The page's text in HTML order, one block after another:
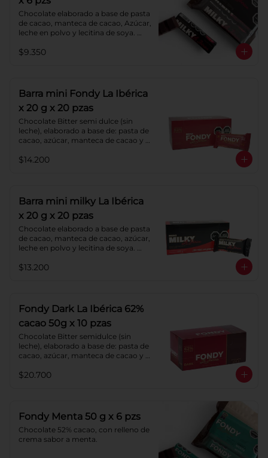
Chocolate elaborado a base de pasta
de cacao, manteca de cacao, Azúcar,
leche en polvo y lecitina de soya.
$9.350
Barra mini Fondy La Ibérica
x 20 g x 20 pzas
Chocolate Bitter semi dulce (sin
leche), elaborado a base de: pasta de
cacao, azúcar, manteca de cacao y
cacao: 52%.
$14.200
Barra mini milky La Ibérica
x 20 g x 20 pzas
Chocolate elaborado a base de pasta
de cacao, manteca de cacao, azúcar,
leche en polvo y lecitina de soya.
$13.200
Fondy Dark La Ibérica 62%
cacao 50g x 10 pzas
Chocolate Bitter semidulce (sin
leche), elaborado a base de: pasta de
cacao, azúcar, manteca de cacao y
Cacao: 62%
$20.700
Fondy Menta 50 g x 6 pzs
Chocolate 52% cacao, con relleno de
crema sabor a menta.